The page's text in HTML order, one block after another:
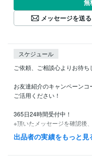
無
メッセージを送る
スケジュール
ご依頼、ご相談心よりお待ち
お友達紹介のキャンペーンコ
ご活用ください！
365日24時間受付中！
※頂いたメッセージを確認後
以下の場合は返信が遅くなる
あらかじめご了承いただけま
出品者の実績をもっと見